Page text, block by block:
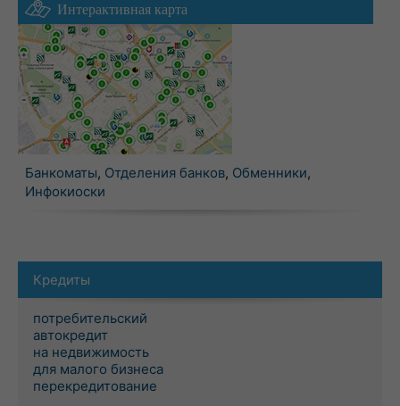
Интерактивная карта
Банкоматы, Отделения банков, Обменники,
Инфокиоски
Кредиты
потребительский
автокредит
на недвижимость
для малого бизнеса
перекредитование